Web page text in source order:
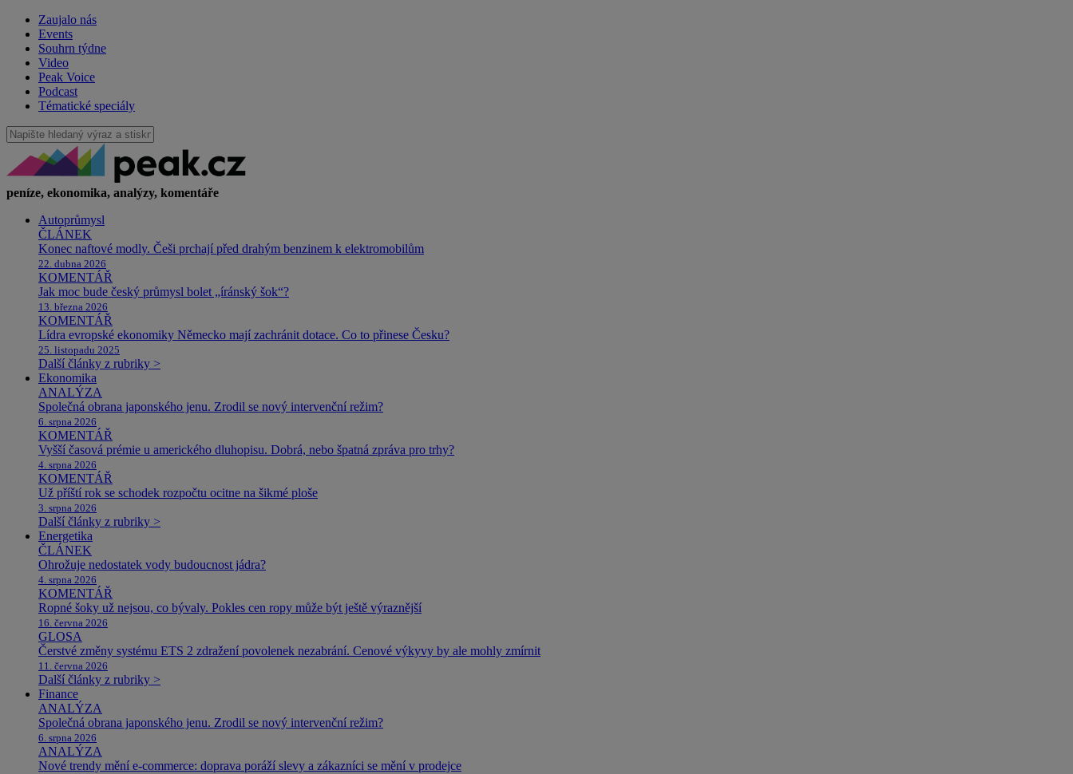
Zaujalo nás
Events
Souhrn týdne
Video
Peak Voice
Podcast
Tématické speciály
peníze, ekonomika, analýzy, komentáře
Autoprůmysl
ČLÁNEK
Konec naftové modly. Češi prchají před drahým benzinem k elektromobilům
22. dubna 2026
KOMENTÁŘ
Jak moc bude český průmysl bolet „íránský šok“?
13. března 2026
KOMENTÁŘ
Lídra evropské ekonomiky Německo mají zachránit dotace. Co to přinese Česku?
25. listopadu 2025
Další články z rubriky >
Ekonomika
ANALÝZA
Společná obrana japonského jenu. Zrodil se nový intervenční režim?
6. srpna 2026
KOMENTÁŘ
Vyšší časová prémie u amerického dluhopisu. Dobrá, nebo špatná zpráva pro trhy?
4. srpna 2026
KOMENTÁŘ
Už příští rok se schodek rozpočtu ocitne na šikmé ploše
3. srpna 2026
Další články z rubriky >
Energetika
ČLÁNEK
Ohrožuje nedostatek vody budoucnost jádra?
4. srpna 2026
KOMENTÁŘ
Ropné šoky už nejsou, co bývaly. Pokles cen ropy může být ještě výraznější
16. června 2026
GLOSA
Čerstvé změny systému ETS 2 zdražení povolenek nezabrání. Cenové výkyvy by ale mohly zmírnit
11. června 2026
Další články z rubriky >
Finance
ANALÝZA
Společná obrana japonského jenu. Zrodil se nový intervenční režim?
6. srpna 2026
ANALÝZA
Nové trendy mění e-commerce: doprava poráží slevy a zákazníci se mění v prodejce